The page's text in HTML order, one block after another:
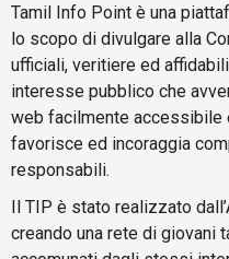
Tamil Info Point è una
lo scopo di divulgare alla
ufficiali, veritiere ed
interesse pubblico che
web facilmente accessibile
favorisce ed incoraggia
responsabili.
Il TIP è stato realizzato
creando una rete di giovani